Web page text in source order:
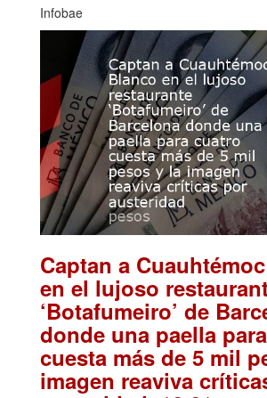
Infobae
Captan a
en el lujoso
‘Botafumeiro’ de
donde una paella
cuesta más de 5 mil
imagen reaviva